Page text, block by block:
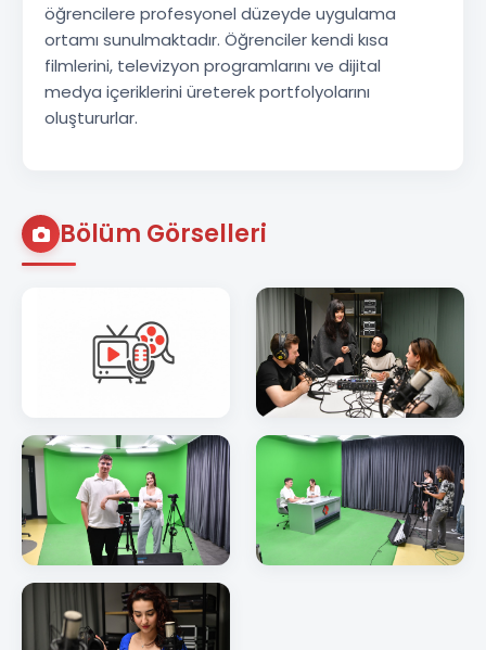
öğrencilere profesyonel düzeyde uygulama
ortamı sunulmaktadır. Öğrenciler kendi kısa
filmlerini, televizyon programlarını ve dijital
medya içeriklerini üreterek portfolyolarını
oluştururlar.
Bölüm Görselleri